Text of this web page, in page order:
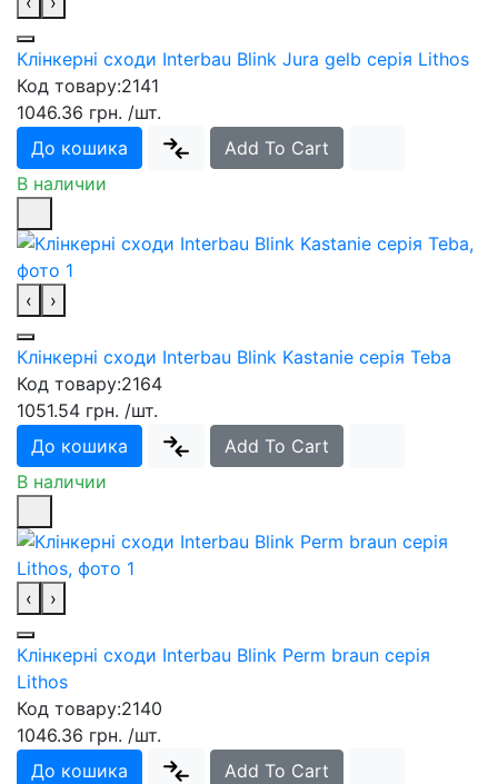
Клінкерні сходи Interbau Blink Jura gelb серія Lithos
Код товару:2141
1046.36 грн. /шт.
До кошика
Add To Cart
В наличии
‹ ›
Клінкерні сходи Interbau Blink Kastanie серія Teba
Код товару:2164
1051.54 грн. /шт.
До кошика
Add To Cart
В наличии
‹ ›
Клінкерні сходи Interbau Blink Perm braun серія
Lithos
Код товару:2140
1046.36 грн. /шт.
До кошика
Add To Cart